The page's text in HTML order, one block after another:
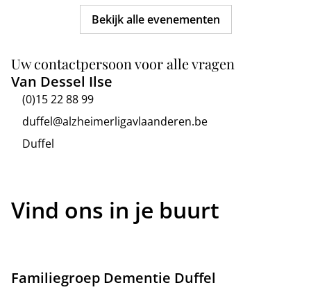
Bekijk alle evenementen
Uw contactpersoon voor alle vragen
Van Dessel Ilse
(0)15 22 88 99
duffel@alzheimerligavlaanderen.be
Duffel
Vind ons in je buurt
Familiegroep Dementie Duffel